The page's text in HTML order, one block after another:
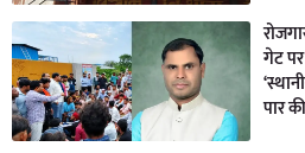
गेट
पार